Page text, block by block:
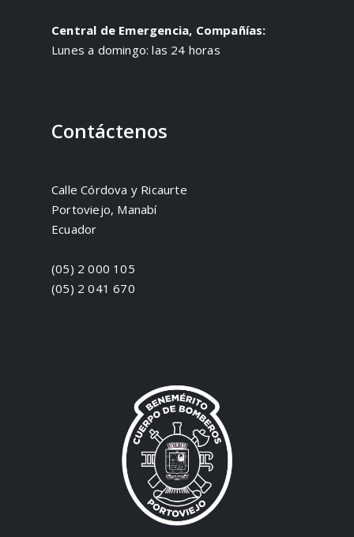
Central de Emergencia, Compañías:
Lunes a domingo: las 24 horas
Contáctenos
Calle Córdova y Ricaurte
Portoviejo, Manabí
Ecuador
(05) 2 000 105
(05) 2 041 670